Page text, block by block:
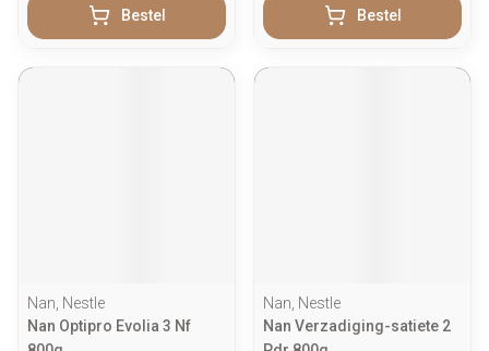
Bestel Bestel
Nan, Nestle
Nan Optipro Evolia 3 Nf
Nan, Nestle
Nan Verzadiging-satiete 2